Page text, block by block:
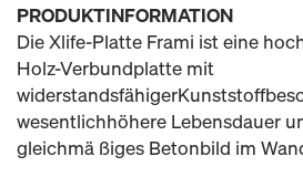
PRODUKTINFORMATION
Die Xlife-Platte Frami ist eine
Holz-Verbundplatte mit
wesentlichhöhere Lebensdauer
gleichmä ßiges Betonbild im